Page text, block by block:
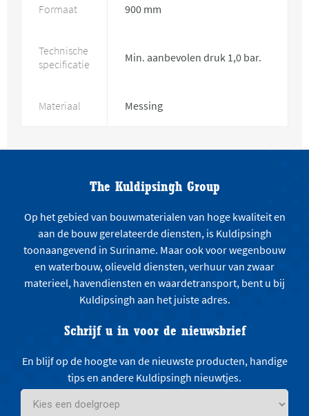
Formaat 900 mm
Technische
specificatie
Min. aanbevolen druk 1,0 bar.
Materiaal Messing
The Kuldipsingh Group
Op het gebied van bouwmaterialen van hoge kwaliteit en
aan de bouw gerelateerde diensten, is Kuldipsingh
toonaangevend in Suriname. Maar ook voor wegenbouw
en waterbouw, olieveld diensten, verhuur van zwaar
materieel, havendiensten en waardetransport, bent u bij
Kuldipsingh aan het juiste adres.
Schrijf u in voor de nieuwsbrief
En blijf op de hoogte van de nieuwste producten, handige
tips en andere Kuldipsingh nieuwtjes.